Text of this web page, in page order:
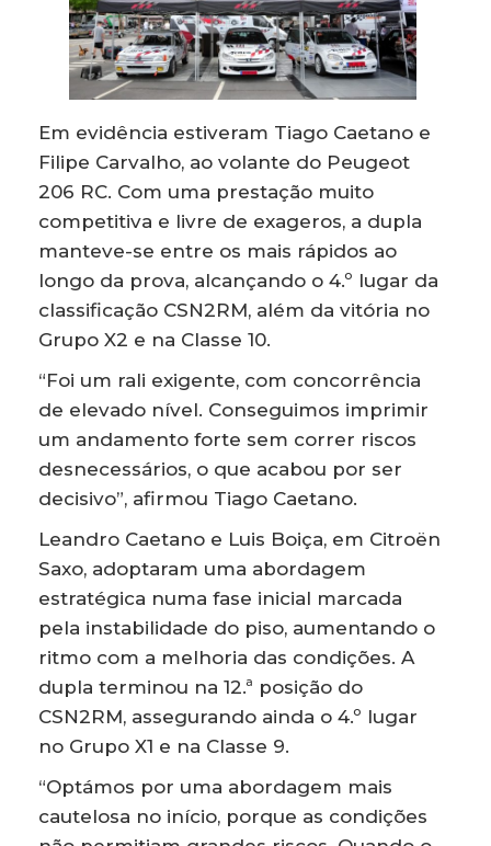
Em evidência estiveram Tiago Caetano e
Filipe Carvalho, ao volante do Peugeot
206 RC. Com uma prestação muito
competitiva e livre de exageros, a dupla
manteve-se entre os mais rápidos ao
longo da prova, alcançando o 4.º lugar da
classificação CSN2RM, além da vitória no
Grupo X2 e na Classe 10.
“Foi um rali exigente, com concorrência
de elevado nível. Conseguimos imprimir
um andamento forte sem correr riscos
desnecessários, o que acabou por ser
decisivo”, afirmou Tiago Caetano.
Leandro Caetano e Luis Boiça, em Citroën
Saxo, adoptaram uma abordagem
estratégica numa fase inicial marcada
pela instabilidade do piso, aumentando o
ritmo com a melhoria das condições. A
dupla terminou na 12.ª posição do
CSN2RM, assegurando ainda o 4.º lugar
no Grupo X1 e na Classe 9.
“Optámos por uma abordagem mais
cautelosa no início, porque as condições